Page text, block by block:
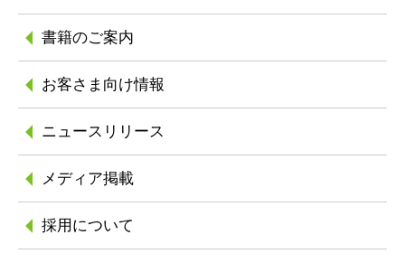
書籍のご案内
お客さま向け情報
ニュースリリース
メディア掲載
採用について